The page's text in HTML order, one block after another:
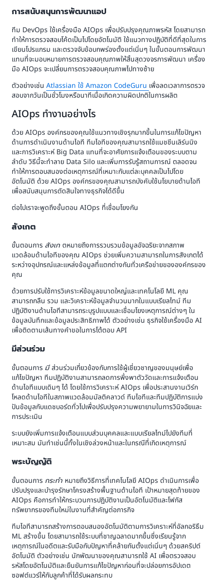
การสนับสนุนการพัฒนาแอป
ทีม DevOps ใช้เครื่องมือ AIOps เพื่อปรับปรุงคุณภาพรหัส โดยสามารถ
ทำให้การตรวจสอบโค้ดเป็นไปโดยอัตโนมัติ ใช้แนวทางปฏิบัติที่ดีที่สุดในการ
เขียนโปรแกรม และตรวจจับข้อบกพร่องตั้งแต่เนิ่นๆ ในขั้นตอนการพัฒนา
แทนที่จะมอบหมายการตรวจสอบคุณภาพให้สิ้นสุดวงจรการพัฒนา เครื่อง
มือ AIOps จะเปลี่ยนการตรวจสอบคุณภาพไปทางซ้าย
ตัวอย่างเช่น Atlassian ใช้ Amazon CodeGuru เพื่อลดเวลาการตรวจ
สอบจากวันเป็นชั่วโมงหรือนาทีเมื่อเกิดความผิดปกติในการผลิต
AIOps ทำงานอย่างไร
ด้วย AIOps องค์กรของคุณใช้แนวทางเชิงรุกมากขึ้นในการแก้ไขปัญหา
ด้านการดำเนินงานด้านไอที ทีมไอทีของคุณสามารถใช้แมชชีนเลิร์นนิง
และการวิเคราะห์ Big Data แทนที่จะอาศัยการแจ้งเตือนของระบบตาม
ลำดับ วิธีนี้จะทำลาย Data Silo และเพิ่มการรับรู้สถานการณ์ ตลอดจน
ทำให้การตอบสนองต่อเหตุการณ์ที่เหมาะกับแต่ละบุคคลเป็นไปโดย
อัตโนมัติ ด้วย AIOps องค์กรของคุณสามารถบังคับใช้นโยบายด้านไอที
เพื่อสนับสนุนการตัดสินใจทางธุรกิจได้ดีขึ้น
ต่อไปเราจะพูดถึงขั้นตอน AIOps ที่เชื่อมโยงกัน
สังเกต
ขั้นตอนการ สังเก ตหมายถึงการรวบรวมข้อมูลอัจฉริยะจากสภาพ
แวดล้อมด้านไอทีของคุณ AIOps ช่วยเพิ่มความสามารถในการสังเกตได้
ระหว่างอุปกรณ์และแหล่งข้อมูลที่แตกต่างกันทั่วเครือข่ายขององค์กรของ
คุณ
ด้วยการปรับใช้การวิเคราะห์ข้อมูลขนาดใหญ่และเทคโนโลยี ML คุณ
สามารถกลืน รวม และวิเคราะห์ข้อมูลจำนวนมากในแบบเรียลไทม์ ทีม
ปฏิบัติงานด้านไอทีสามารถระบุรูปแบบและเชื่อมโยงเหตุการณ์ต่างๆ ใน
ข้อมูลบันทึกและข้อมูลประสิทธิภาพได้ ตัวอย่างเช่น ธุรกิจใช้เครื่องมือ AI
เพื่อติดตามเส้นทางคำขอในการโต้ตอบ API
มีส่วนร่วม
ขั้นตอนการ มีส่วนร่วมเกี่ยวข้องกับการใช้ผู้เชี่ยวชาญของมนุษย์เพื่อ
แก้ไขปัญหา ทีมปฏิบัติงานสามารถลดการพึ่งพาตัววัดและการแจ้งเตือน
ด้านไอทีแบบเดิมๆ ได้ โดยใช้การวิเคราะห์ AIOps เพื่อประสานงานเวิร์ก
โหลดด้านไอทีในสภาพแวดล้อมมัลติคลาวด์ ทีมไอทีและทีมปฏิบัติการแบ่ง
ปันข้อมูลกับแดชบอร์ดทั่วไปเพื่อปรับปรุงความพยายามในการวินิจฉัยและ
การประเมิน
ระบบยังเพิ่มการแจ้งเตือนแบบส่วนบุคคลและแบบเรียลไทม์ไปยังทีมที่
เหมาะสม มันทำเช่นนี้ทั้งในเชิงล่วงหน้าและในกรณีที่เกิดเหตุการณ์
พระบัญญัติ
ขั้นตอนการ กระทำ หมายถึงวิธีการที่เทคโนโลยี AIOps ดำเนินการเพื่อ
ปรับปรุงและบำรุงรักษาโครงสร้างพื้นฐานด้านไอที เป้าหมายสุดท้ายของ
AIOps คือการทำให้กระบวนการปฏิบัติงานเป็นอัตโนมัติและโฟกัส
ทรัพยากรของทีมใหม่ในงานที่สำคัญต่อภารกิจ
ทีมไอทีสามารถสร้างการตอบสนองอัตโนมัติตามการวิเคราะห์ที่อัลกอริธึม
ML สร้างขึ้น โดยสามารถใช้ระบบที่ชาญฉลาดมากขึ้นซึ่งเรียนรู้จาก
เหตุการณ์ในอดีตและรับมือกับปัญหาที่คล้ายกันตั้งแต่เนิ่นๆ ด้วยสคริปต์
อัตโนมัติ ตัวอย่างเช่น นักพัฒนาของคุณสามารถใช้ AI เพื่อตรวจสอบ
รหัสโดยอัตโนมัติและยืนยันการแก้ไขปัญหาก่อนที่จะปล่อยการอัปเดต
ซอฟต์แวร์ให้กับลูกค้าที่ได้รับผลกระทบ